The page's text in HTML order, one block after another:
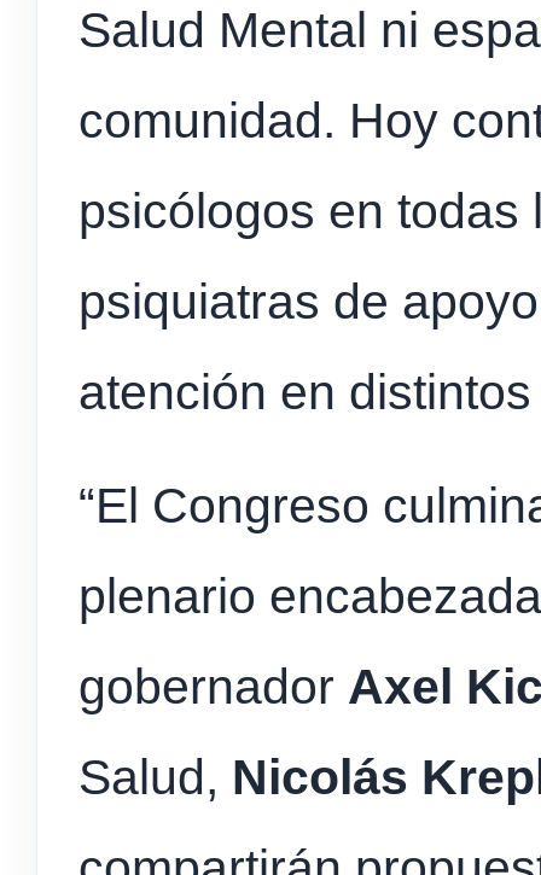
Salud Mental ni
comunidad. Hoy
psicólogos en todas
psiquiatras de
atención en
“El Congreso
plenario
gobernador Axel
Salud, Nicolás